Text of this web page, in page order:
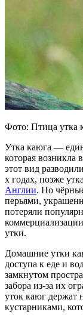
Фото: Птица утка
Утка каюга —
которая
этот вид
х годах, позже
Англии. Но
перьями,
потеряли
утки.
Домашние утки
доступа к еде и
замкнутом
забора из-за их
уток каюг держат
кустарниками,